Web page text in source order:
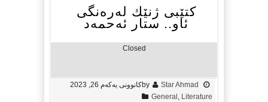
كتێبی ژنێك له‌ره‌نگی
ئاو.. ستار ئەحمەد
Closed
by Star Ahmad
کانوونی یەکەم 26, 2023
General Literature